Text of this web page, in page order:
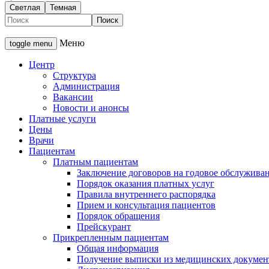
Светлая Темная
toggle menu Меню
Центр
Структура
Администрация
Вакансии
Новости и анонсы
Платные услуги
Цены
Врачи
Пациентам
Платным пациентам
Заключение договоров на годовое
Порядок оказания платных услуг
Правила внутреннего распорядка
Прием и консультация пациентов
Порядок обращения
Прейскурант
Прикрепленным пациентам
Общая информация
Получение выписки из медицинских